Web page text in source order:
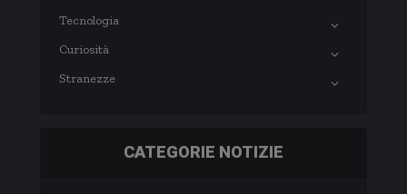
Tecnologia
Curiosità
Stranezze
CATEGORIE NOTIZIE